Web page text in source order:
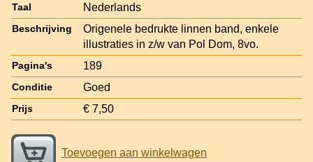
Taal Nederlands
Beschrijving
Origenele bedrukte linnen band, enkele
illustraties in z/w van Pol Dom, 8vo.
Pagina's 189
Conditie Goed
Prijs € 7,50
Toevoegen aan winkelwagen